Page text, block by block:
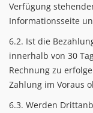
Verfügung
Informationsseite
6.2. Ist die
innerhalb von 30
Rechnung zu
Zahlung im Voraus
6.3. Werden